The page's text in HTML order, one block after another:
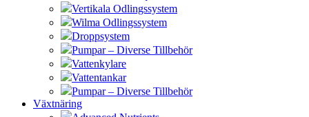
Vertikala Odlingssystem
Wilma Odlingssystem
Droppsystem
Pumpar – Diverse Tillbehör
Vattenkylare
Vattentankar
Pumpar – Diverse Tillbehör
Växtnäring